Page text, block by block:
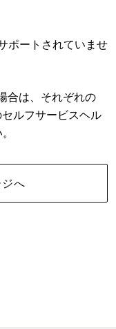
ポートされていませ
合は、それぞれの
ルフサービスヘル
へ